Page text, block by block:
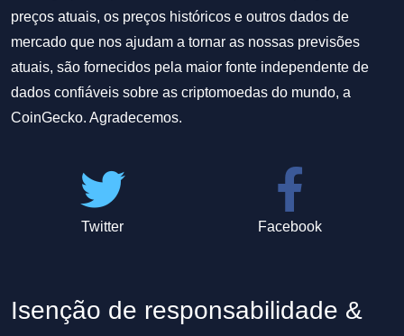
preços atuais, os preços históricos e outros dados de
mercado que nos ajudam a tornar as nossas previsões
atuais, são fornecidos pela maior fonte independente de
dados confiáveis sobre as criptomoedas do mundo, a
CoinGecko. Agradecemos.
Twitter Facebook
Isenção de responsabilidade &